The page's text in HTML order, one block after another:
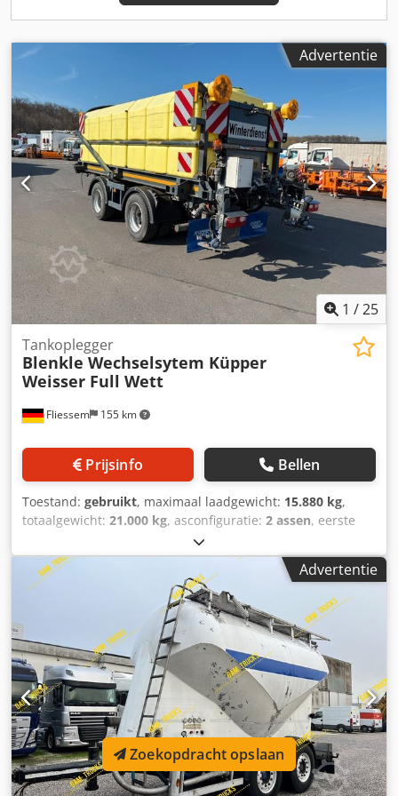
Advertentie
1 /25
Fliessem 155 km
Tankoplegger
Blenkle Wechselsytem Küpper
Weisser Full Wett
Prijsinfo Bellen
Toestand: gebruikt, maximaal laadgewicht: 15.880 kg,
totaalgewicht: 21.000 kg, asconfiguratie: 2 assen, eerste
, totale breedte:
hoogte:3.100 mm, * Speciale aanhanger - Winterdienst -
Blenkle IMS 3 - Wisselsysteem * Wisselopbouw Küpper
Weisser * Full Wet * Pekelstrooier * Thermomat * IMSSN
S00100 HFV * Opbouw bouwjaar 2014 * Opbouw gewicht
2165 kg * 7 enkele reservoirs * Individuele vulling *
Centrale vulling * Centrale lediging * Rundumlicht
Crodpfjyvwpzjx Apnsf * Waarschuwingslichten *
Wisselchassis met BDF-opname * Fabrikant Blenkle
Fahrzeugbau * Type IMS 3 * Luchtvering * Mercedes-as *
50 mm trek-oog * In hoogte verstelbare dissel * Dubbele
banden * 265/70R19,5 ca. 70-80% * 21.000 kg toegestaan
totaalgewicht * Overheidsvoertuig * Duits voertuig * Netto-
verkoop binnen de EU alleen met BTW-borg en bewijs van
Advertentie
Zoekopdracht opslaan